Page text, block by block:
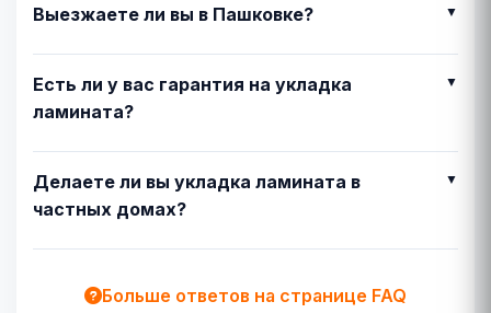
Выезжаете ли вы в Пашковке?
Есть ли у вас гарантия на укладка
ламината?
Делаете ли вы укладка ламината в
частных домах?
Больше ответов на странице FAQ